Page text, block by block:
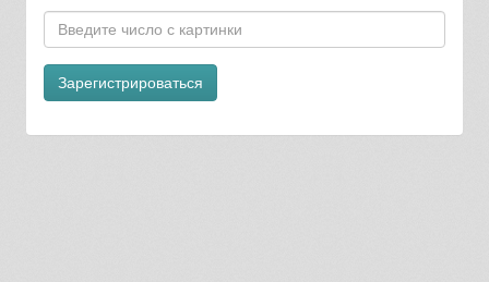
Зарегистрироваться